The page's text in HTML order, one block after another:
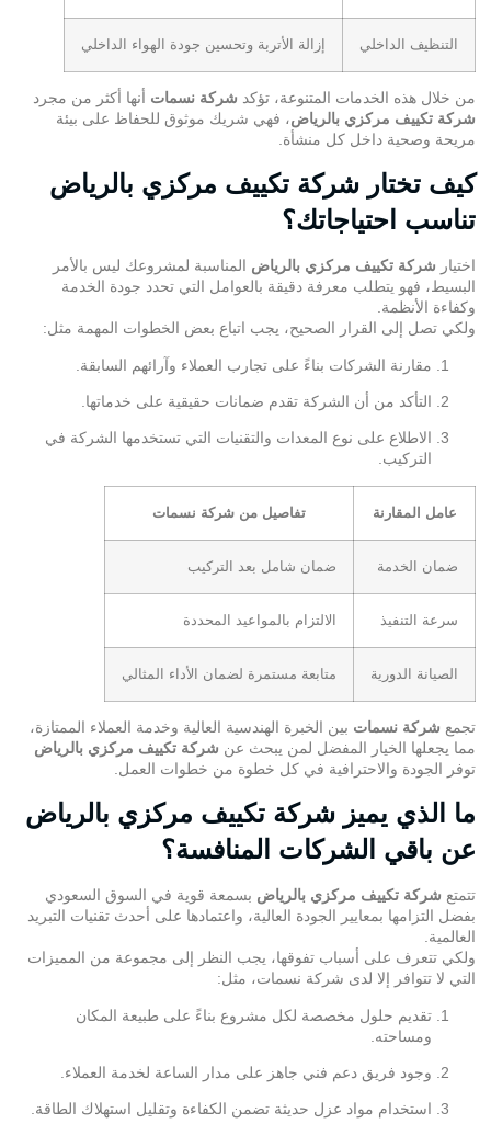
التنظيف الداخلي إزالة الأتربة وتحسين جودة الهواء الداخلي
من خلال هذه الخدمات المتنوعة، تؤكد شركة نسمات أنها أكثر من مجرد
شركة تكييف مركزي بالرياض، فهي شريك موثوق للحفاظ على بيئة
مريحة وصحية داخل كل منشأة.
كيف تختار شركة تكييف مركزي بالرياض
تناسب احتياجاتك؟
اختيار شركة تكييف مركزي بالرياض المناسبة لمشروعك ليس بالأمر
البسيط، فهو يتطلب معرفة دقيقة بالعوامل التي تحدد جودة الخدمة
وكفاءة الأنظمة.
ولكي تصل إلى القرار الصحيح، يجب اتباع بعض الخطوات المهمة مثل:
مقارنة الشركات بناءً على تجارب العملاء وآرائهم السابقة.
التأكد من أن الشركة تقدم ضمانات حقيقية على خدماتها.
الاطلاع على نوع المعدات والتقنيات التي تستخدمها الشركة في
التركيب.
عامل المقارنة تفاصيل من شركة نسمات
ضمان الخدمة ضمان شامل بعد التركيب
سرعة التنفيذ الالتزام بالمواعيد المحددة
الصيانة الدورية متابعة مستمرة لضمان الأداء المثالي
تجمع شركة نسمات بين الخبرة الهندسية العالية وخدمة العملاء الممتازة،
مما يجعلها الخيار المفضل لمن يبحث عن شركة تكييف مركزي بالرياض
توفر الجودة والاحترافية في كل خطوة من خطوات العمل.
ما الذي يميز شركة تكييف مركزي بالرياض
عن باقي الشركات المنافسة؟
تتمتع شركة تكييف مركزي بالرياض بسمعة قوية في السوق السعودي
بفضل التزامها بمعايير الجودة العالية، واعتمادها على أحدث تقنيات التبريد
العالمية.
ولكي تتعرف على أسباب تفوقها، يجب النظر إلى مجموعة من المميزات
التي لا تتوافر إلا لدى شركة نسمات، مثل:
تقديم حلول مخصصة لكل مشروع بناءً على طبيعة المكان
ومساحته.
وجود فريق دعم فني جاهز على مدار الساعة لخدمة العملاء.
استخدام مواد عزل حديثة تضمن الكفاءة وتقليل استهلاك الطاقة.